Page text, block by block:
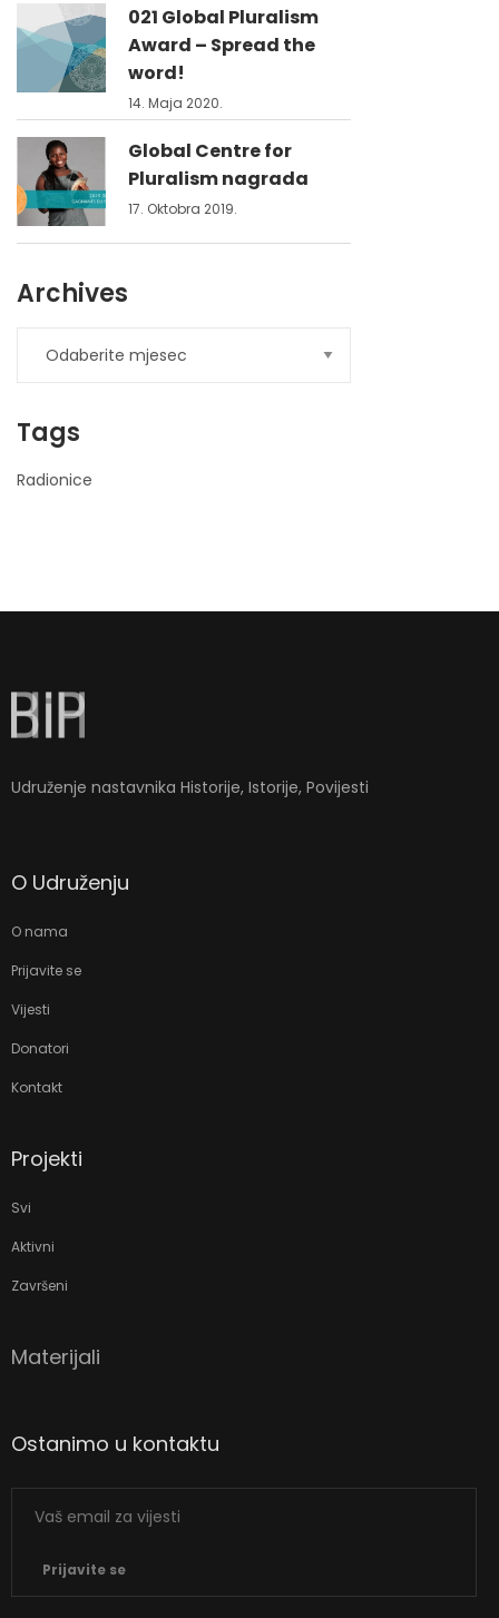
021 Global Pluralism
Award – Spread the
word!
14. Maja 2020.
Global Centre for
Pluralism nagrada
17. Oktobra 2019.
Archives
Tags
Radionice
Udruženje nastavnika Historije, Istorije, Povijesti
O Udruženju
O nama
Prijavite se
Vijesti
Donatori
Kontakt
Projekti
Svi
Aktivni
Završeni
Materijali
Ostanimo u kontaktu
Prijavite se